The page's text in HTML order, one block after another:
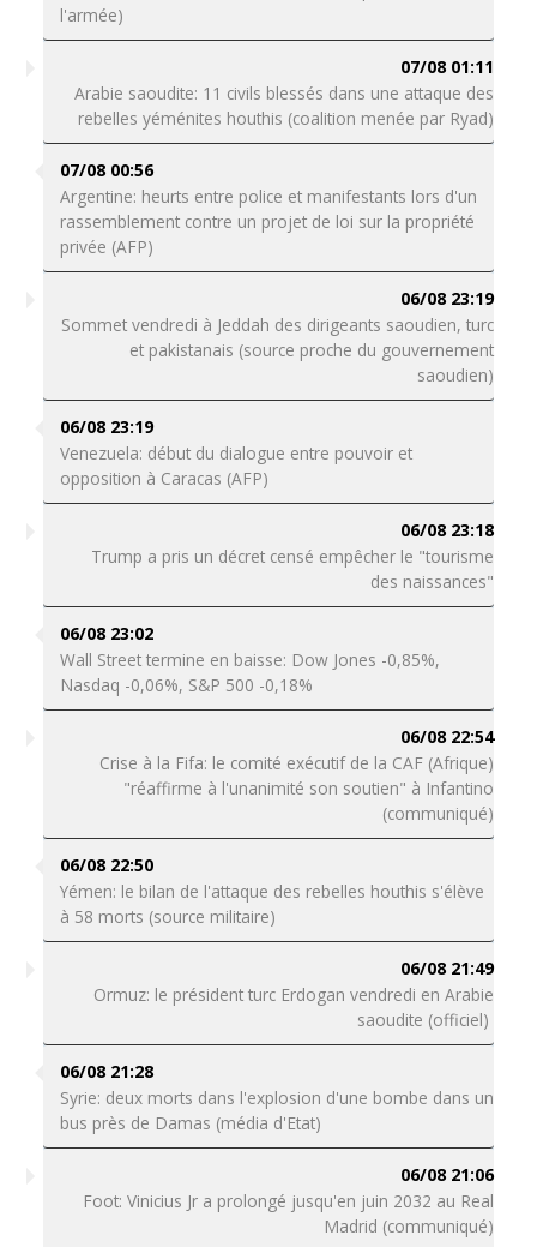
l'armée)
07/08 01:11
Arabie saoudite: 11 civils blessés dans une attaque des
rebelles yéménites houthis (coalition menée par Ryad)
07/08 00:56
Argentine: heurts entre police et manifestants lors d'un
rassemblement contre un projet de loi sur la propriété
privée (AFP)
06/08 23:19
Sommet vendredi à Jeddah des dirigeants saoudien, turc
et pakistanais (source proche du gouvernement
saoudien)
06/08 23:19
Venezuela: début du dialogue entre pouvoir et
opposition à Caracas (AFP)
06/08 23:18
Trump a pris un décret censé empêcher le "tourisme
des naissances"
06/08 23:02
Wall Street termine en baisse: Dow Jones -0,85%,
Nasdaq -0,06%, S&P 500 -0,18%
06/08 22:54
Crise à la Fifa: le comité exécutif de la CAF (Afrique)
"réaffirme à l'unanimité son soutien" à Infantino
(communiqué)
06/08 22:50
Yémen: le bilan de l'attaque des rebelles houthis s'élève
à 58 morts (source militaire)
06/08 21:49
Ormuz: le président turc Erdogan vendredi en Arabie
saoudite (officiel)
06/08 21:28
Syrie: deux morts dans l'explosion d'une bombe dans un
bus près de Damas (média d'Etat)
06/08 21:06
Foot: Vinicius Jr a prolongé jusqu'en juin 2032 au Real
Madrid (communiqué)